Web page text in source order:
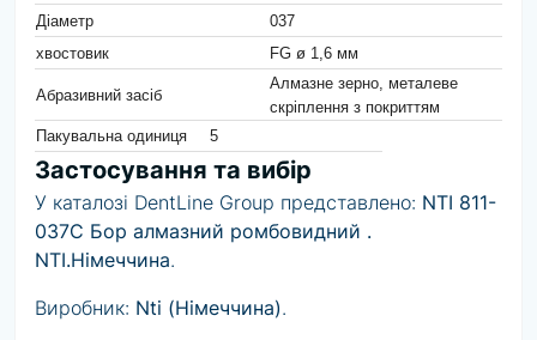
Діаметр
037
хвостовик
FG ø 1,6 мм
Абразивний засіб
Алмазне зерно, металеве
скріплення з покриттям
Пакувальна одиниця
5
Застосування та вибір
У каталозі DentLine Group представлено: NTI 811-
037С Бор алмазний ромбовидний .
NTI.Німеччина.
Виробник: Nti (Німеччина).